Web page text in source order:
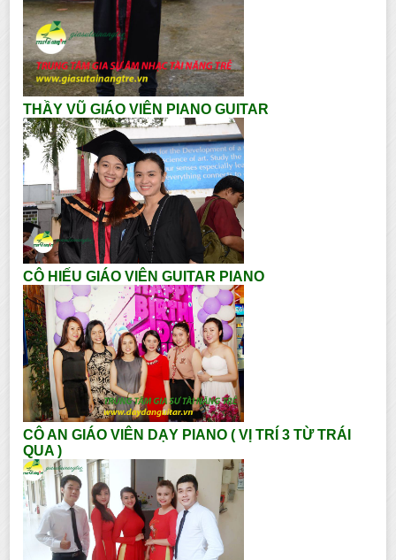
THẦY VŨ GIÁO VIÊN PIANO GUITAR
CÔ HIẾU GIÁO VIÊN GUITAR PIANO
CÔ AN GIÁO VIÊN DẠY PIANO ( VỊ TRÍ 3 TỪ TRÁI
QUA )